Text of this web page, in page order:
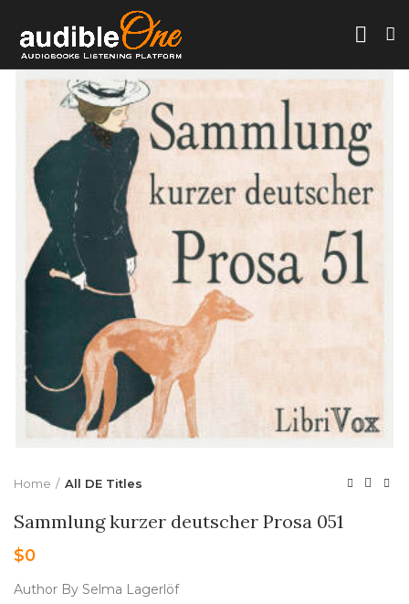
Home All DE Titles
Sammlung kurzer deutscher Prosa 051
$0
Author By Selma Lagerlöf